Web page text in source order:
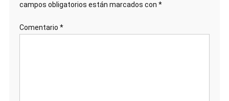
campos obligatorios están marcados con *
Comentario *